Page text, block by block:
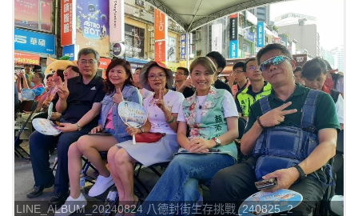
LINE_ALBUM_20240824 八德封街生存挑戰_240825_2